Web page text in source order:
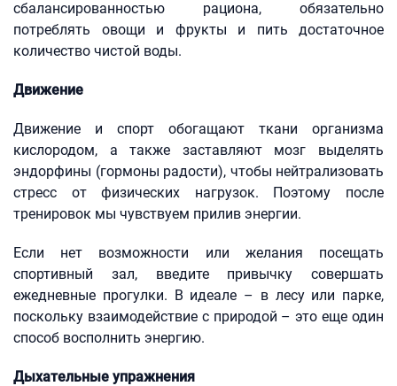
сбалансированностью рациона, обязательно
потреблять овощи и фрукты и пить достаточное
количество чистой воды.
Движение
Движение и спорт обогащают ткани организма
кислородом, а также заставляют мозг выделять
эндорфины (гормоны радости), чтобы нейтрализовать
стресс от физических нагрузок. Поэтому после
тренировок мы чувствуем прилив энергии.
Если нет возможности или желания посещать
спортивный зал, введите привычку совершать
ежедневные прогулки. В идеале – в лесу или парке,
поскольку взаимодействие с природой – это еще один
способ восполнить энергию.
Дыхательные упражнения